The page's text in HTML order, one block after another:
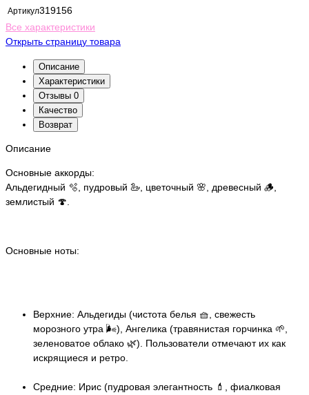
Артикул319156
Все характеристики
Открыть страницу товара
Описание
Характеристики
Отзывы 0
Качество
Возврат
Описание
Основные аккорды:
Альдегидный 🫧, пудровый 🦢, цветочный 🌸, древесный 🪵,
землистый 🍄.
Основные ноты:
Верхние: Альдегиды (чистота белья 🧺, свежесть
морозного утра 🌬️), Ангелика (травянистая горчинка 🌱,
зеленоватое облако 🌿). Пользователи отмечают их как
искрящиеся и ретро.
Средние: Ирис (пудровая элегантность 💄, фиалковая